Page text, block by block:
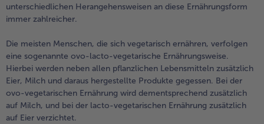
Weiterempfehlen &
unterschiedlichen Herangehensweisen an diese Ernährungsform
immer zahlreicher.
Die meisten Menschen, die sich vegetarisch ernähren, verfolgen
eine sogenannte ovo-lacto-vegetarische Ernährungsweise.
Hierbei werden neben allen pflanzlichen Lebensmitteln zusätzlich
Eier, Milch und daraus hergestellte Produkte gegessen. Bei der
ovo-vegetarischen Ernährung wird dementsprechend zusätzlich
auf Milch, und bei der lacto-vegetarischen Ernährung zusätzlich
auf Eier verzichtet.